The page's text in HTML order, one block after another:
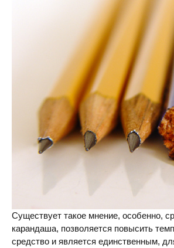
Существует такое мнение, особенно,
карандаша, позволяется повысить
средство и является единственным,